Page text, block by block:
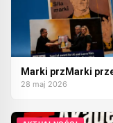
Marki przMarki
28 maj 2026